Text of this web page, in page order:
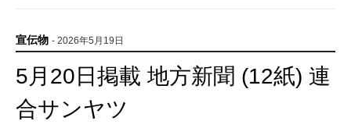
宣伝物 - 2026年5月19日
5月20日掲載 地方新聞 (12紙) 連
合サンヤツ